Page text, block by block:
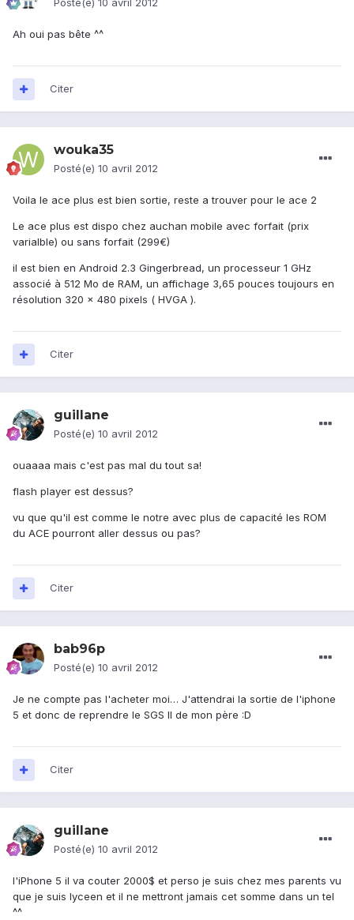
Posté(e) 10 avril 2012
Ah oui pas bête ^^
Citer
wouka35
Posté(e) 10 avril 2012
Voila le ace plus est bien sortie, reste a trouver pour le ace 2
Le ace plus est dispo chez auchan mobile avec forfait (prix
varialble) ou sans forfait (299€)
il est bien en Android 2.3 Gingerbread, un processeur 1 GHz
associé à 512 Mo de RAM, un affichage 3,65 pouces toujours en
résolution 320 x 480 pixels ( HVGA ).
Citer
guillane
Posté(e) 10 avril 2012
ouaaaa mais c'est pas mal du tout sa!
flash player est dessus?
vu que qu'il est comme le notre avec plus de capacité les ROM
du ACE pourront aller dessus ou pas?
Citer
bab96p
Posté(e) 10 avril 2012
Je ne compte pas l'acheter moi… J'attendrai la sortie de l'iphone
5 et donc de reprendre le SGS II de mon père :D
Citer
guillane
Posté(e) 10 avril 2012
l'iPhone 5 il va couter 2000$ et perso je suis chez mes parents vu
que je suis lyceen et il ne mettront jamais cet somme dans un tel
^^